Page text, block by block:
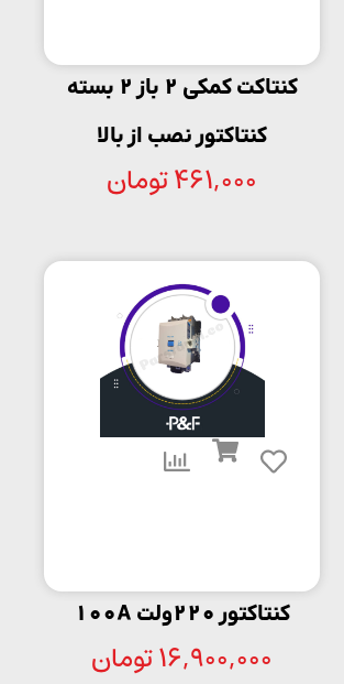
کنتاکت کمکی 2 باز 2 بسته
کنتاکتور نصب از بالا
461,000تومان
کنتاکتور 220ولت 100A
16,900,000تومان